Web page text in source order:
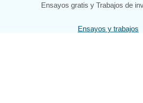
Ensayos gratis y Trabajos de
Ensayos y trabajos